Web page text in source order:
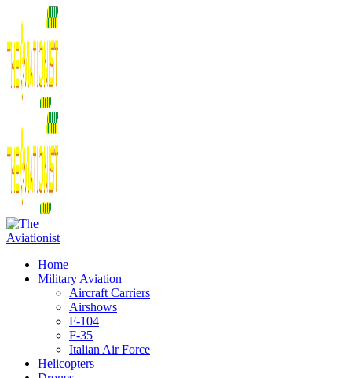
Home
Military Aviation
Aircraft Carriers
Airshows
F-104
F-35
Italian Air Force
Helicopters